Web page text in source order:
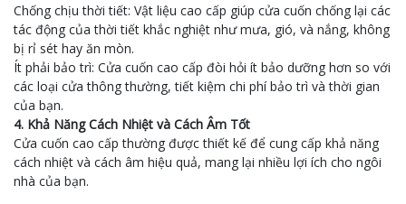
Chống chịu thời tiết: Vật liệu cao cấp giúp cửa cuốn chống lại các
tác động của thời tiết khắc nghiệt như mưa, gió, và nắng, không
bị rỉ sét hay ăn mòn.
Ít phải bảo trì: Cửa cuốn cao cấp đòi hỏi ít bảo dưỡng hơn so với
các loại cửa thông thường, tiết kiệm chi phí bảo trì và thời gian
của bạn.
4. Khả Năng Cách Nhiệt và Cách Âm Tốt
Cửa cuốn cao cấp thường được thiết kế để cung cấp khả năng
cách nhiệt và cách âm hiệu quả, mang lại nhiều lợi ích cho ngôi
nhà của bạn.